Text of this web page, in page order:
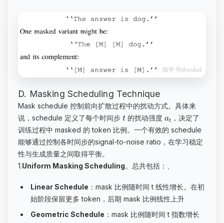
D. Masking Scheduling Technique
Mask schedule 控制前向扩散过程中的扰动方式。具体来
说，schedule 定义了每个时间步 t 的扰动强度 at
，决定了
训练过程中 masked 的 token 比例。一个有效的 schedule
能够通过控制各时间步的signal-to-noise ratio，在学习稳定
性与生成质量之间取得平衡。
1.Uniform Masking Scheduling。总共包括：、
Linear Schedule ：mask 比例随时间 t 线性增长。在初
始阶段保留更多 token，后期 mask 比例线性上升
Geometric Schedule ：mask 比例随时间 t 指数增长